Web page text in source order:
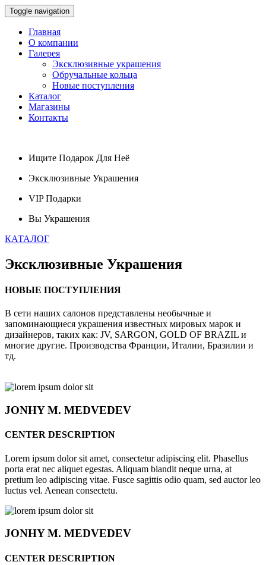
Toggle navigation
Главная
О компании
Галерея
Эксклюзивные украшения
Обручальные кольца
Новые поступления
Каталог
Магазины
Контакты
Ищите Подарок Для Неё
Эксклюзивные Украшения
VIPПодарки
Вы Украшения
КАТАЛОГ
Эксклюзивные Украшения
НОВЫЕ ПОСТУПЛЕНИЯ
В сети наших салонов представлены необычные и
запоминающиеся украшения известных мировых марок и
дизайнеров, таких как: JV, SARGON, GOLD OF BRAZIL и
многие другие. Производства Франции, Италии, Бразилии и
тд.
JONHYM. MEDVEDEV
CENTER DESCRIPTION
Lorem ipsum dolor sit amet, consectetur adipiscing elit. Phasellus
porta erat nec aliquet egestas. Aliquam blandit neque urna, at
pretium leo adipiscing vitae. Fusce sagittis odio quam, sed auctor leo
luctus vel. Aenean consectetu.
JONHYM. MEDVEDEV
CENTER DESCRIPTION